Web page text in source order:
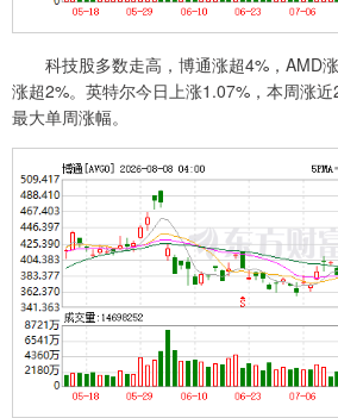
科技股多数走高，博通涨超4%，AMD
涨超2%。英特尔今日上涨1.07%，本周涨
最大单周涨幅。